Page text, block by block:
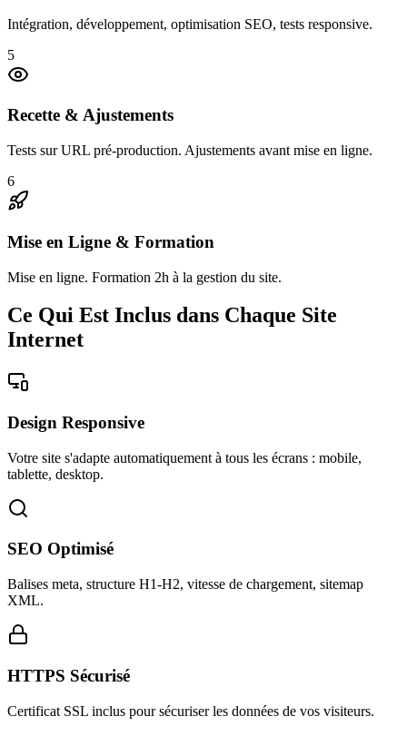
Intégration, développement, optimisation SEO, tests responsive.
5
Recette & Ajustements
Tests sur URL pré-production. Ajustements avant mise en ligne.
6
Mise en Ligne & Formation
Mise en ligne. Formation 2h à la gestion du site.
Ce Qui Est Inclus dans Chaque Site
Internet
Design Responsive
Votre site s'adapte automatiquement à tous les écrans : mobile,
tablette, desktop.
SEO Optimisé
Balises meta, structure H1-H2, vitesse de chargement, sitemap
XML.
HTTPS Sécurisé
Certificat SSL inclus pour sécuriser les données de vos visiteurs.